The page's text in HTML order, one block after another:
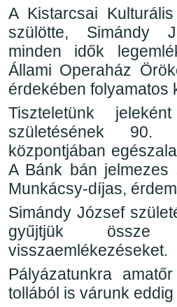
A Kistarcsai
szülötte, Simándy
minden idők
Állami Operaház
érdekében folyamatos
Tiszteletünk
születésének 90.
központjában
A Bánk bán jelmezes
Munkácsy-díjas,
Simándy József
gyűjtjük össze
visszaemlékezéseket.
Pályázatunkra
tollából is várunk